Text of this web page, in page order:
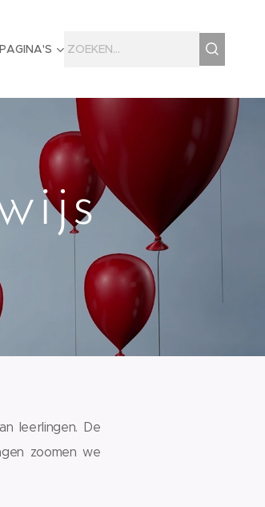
leerlingen. De
zoomen we